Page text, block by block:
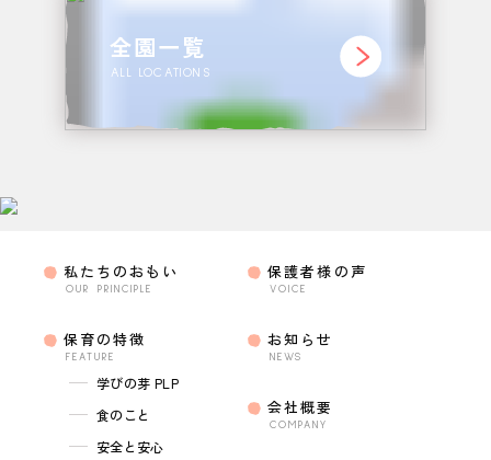
全園一覧
ALL LOCATIONS
私たちのおもい
OUR PRINCIPLE
保育の特徴
FEATURE
学びの芽 PLP
食のこと
安全と安心
保護者様の声
VOICE
お知らせ
NEWS
会社概要
COMPANY